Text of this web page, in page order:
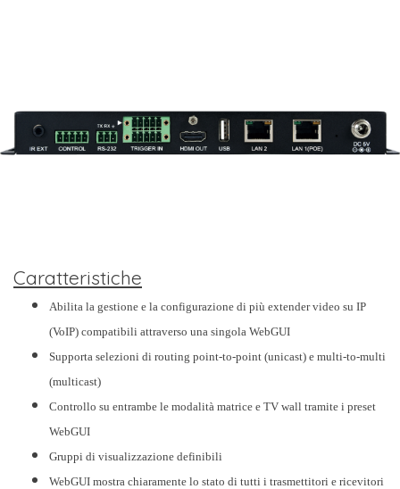
Caratteristiche
Abilita la gestione e la configurazione di più extender video su IP
(VoIP) compatibili attraverso una singola WebGUI
Supporta selezioni di routing point-to-point (unicast) e multi-to-multi
(multicast)
Controllo su entrambe le modalità matrice e TV wall tramite i preset
WebGUI
Gruppi di visualizzazione definibili
WebGUI mostra chiaramente lo stato di tutti i trasmettitori e ricevitori